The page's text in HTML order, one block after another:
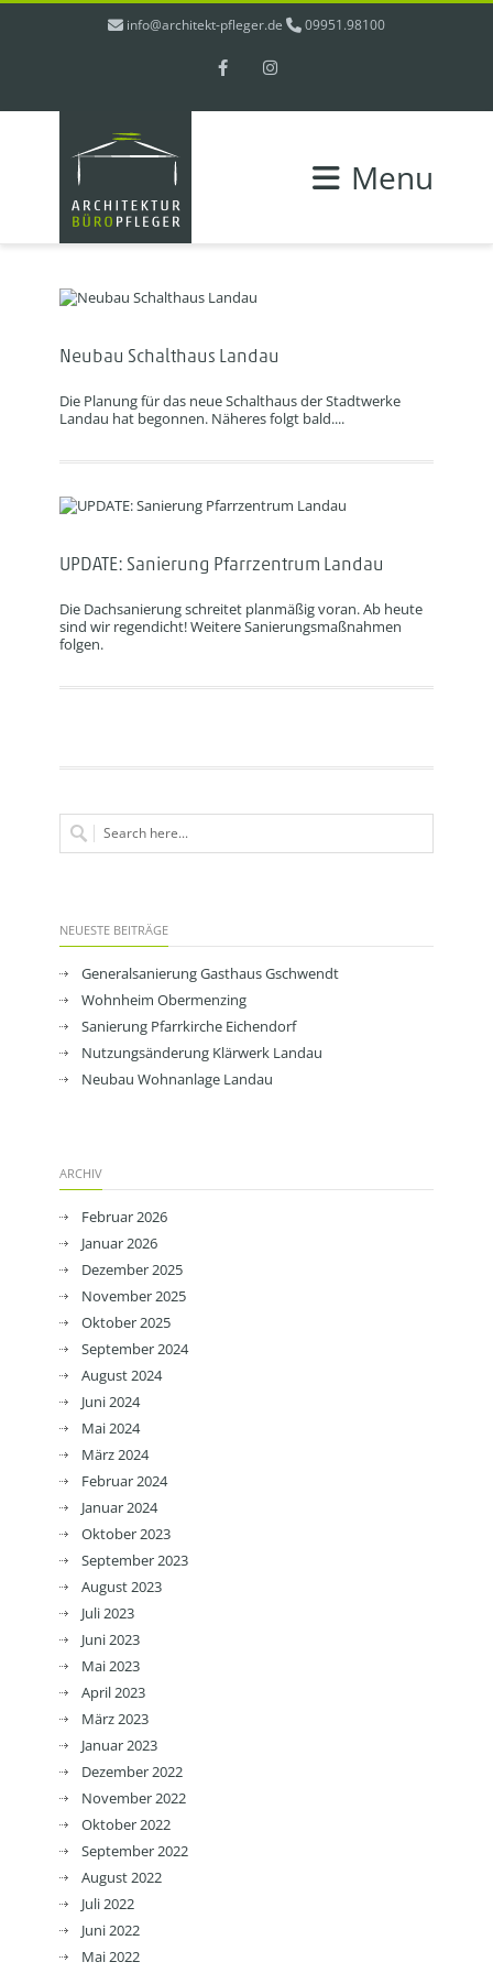
info@architekt-pfleger.de 09951.98100
FacebookInstagram
Menu
Neubau Schalthaus Landau
Die Planung für das neue Schalthaus der Stadtwerke
Landau hat begonnen. Näheres folgt bald....
UPDATE: Sanierung Pfarrzentrum Landau
Die Dachsanierung schreitet planmäßig voran. Ab heute
sind wir regendicht! Weitere Sanierungsmaßnahmen
folgen.
NEUESTE BEITRÄGE
Generalsanierung Gasthaus Gschwendt
Wohnheim Obermenzing
Sanierung Pfarrkirche Eichendorf
Nutzungsänderung Klärwerk Landau
Neubau Wohnanlage Landau
ARCHIV
Februar 2026
Januar 2026
Dezember 2025
November 2025
Oktober 2025
September 2024
August 2024
Juni 2024
Mai 2024
März 2024
Februar 2024
Januar 2024
Oktober 2023
September 2023
August 2023
Juli 2023
Juni 2023
Mai 2023
April 2023
März 2023
Januar 2023
Dezember 2022
November 2022
Oktober 2022
September 2022
August 2022
Juli 2022
Juni 2022
Mai 2022